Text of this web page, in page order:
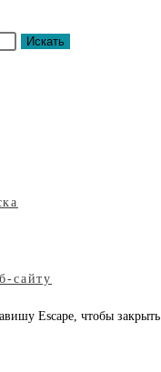
Искать
сайту
Escape, чтобы